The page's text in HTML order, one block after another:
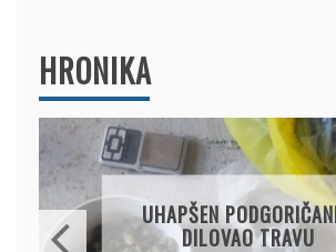
HRONIKA
DRŽAVLJANIN RUSIJE
OSUMNJIČEN DA JE
PRODAO TUĐI BMW,